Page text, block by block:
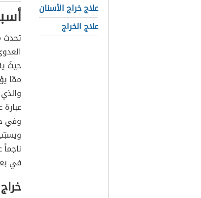
علاج خراج الأسنان
علاج الخراج
حيثُ
ممّا
عبارة
وفي
في